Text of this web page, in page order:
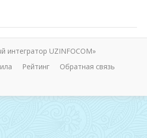
UZINFOCOM»
Рейтинг Обратная связь